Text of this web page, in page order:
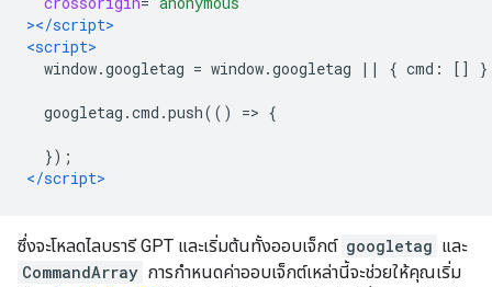
></script>
<script>
window.googletag = window.googletag || { cmd : []
googletag .cmd .push(() => {
});
</script>
ซึ่งจะโหลดไลบรารี GPT และเริ่มต้นทั้งออบเจ็กต์ googletag และ
CommandArray การกำหนดค่าออบเจ็กต์เหล่านี้จะช่วยให้คุณเริ่ม